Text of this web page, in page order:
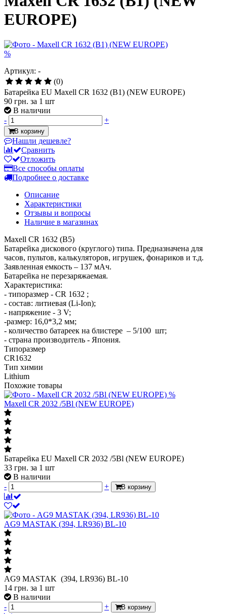
EUROPE)
%
Артикул: -
(0)
Батарейка EU Maxell CR 1632 (B1) (NEW EUROPE)
90 грн. за 1 шт
В наличии
-
+
В корзину
Нашли дешевле?
Сравнить
Отложить
Все способы оплаты
Подробнее о доставке
Описание
Характеристики
Отзывы и вопросы
Наличие в магазинах
Maxell CR 1632 (B5)
Батарейка дискового (круглого) типа. Предназначена для
часов, пультов, калькуляторов, игрушек, фонариков и т.д.
Заявленная емкость – 137 мAч.
Батарейка не перезаряжаемая.
Характеристика:
- типоразмер - CR 1632 ;
- состав: литиевая (Li-Ion);
- напряжение - 3 V;
-размер: 16,0*3,2 мм;
- количество батареек на блистере – 5/100 шт;
- страна производитель - Япония.
Типоразмер
CR1632
Тип химии
Lithium
Похожие товары
%
Maxell CR 2032 /5Bl (NEW EUROPE)
Батарейка EU Maxell CR 2032 /5Bl (NEW EUROPE)
33 грн. за 1 шт
В наличии
-
+ В корзину
AG9 MASTAK (394, LR936) BL-10
AG9 MASTAK (394, LR936) BL-10
14 грн. за 1 шт
В наличии
-
+ В корзину